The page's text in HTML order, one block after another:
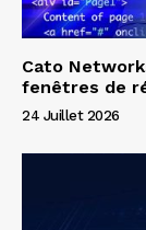
Cato
fenêtres de
24 Juillet 2026